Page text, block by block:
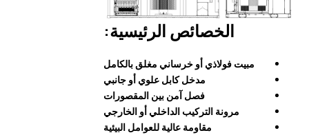
الخصائص الرئيسية:
مبيت فولاذي أو خرساني مغلق بالكامل
مدخل كابل علوي أو جانبي
فصل آمن بين المقصورات
مرونة التركيب الداخلي أو الخارجي
مقاومة عالية للعوامل البيئية